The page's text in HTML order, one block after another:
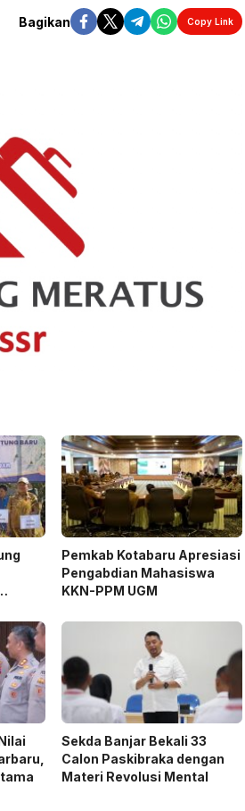
Bagikan Copy Link
Pemkab Kotabaru Apresiasi
Pengabdian Mahasiswa
KKN-PPM UGM
Sekda Banjar Bekali 33
Calon Paskibraka dengan
Materi Revolusi Mental